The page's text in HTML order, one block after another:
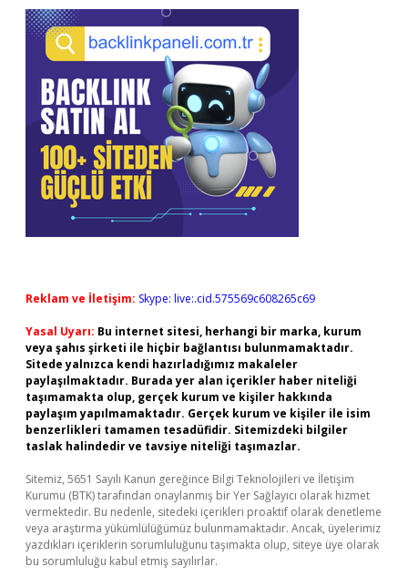
Reklam ve İletişim: Skype: live:.cid.575569c608265c69
Yasal Uyarı: Bu internet sitesi, herhangi bir marka, kurum
veya şahıs şirketi ile hiçbir bağlantısı bulunmamaktadır.
Sitede yalnızca kendi hazırladığımız makaleler
paylaşılmaktadır. Burada yer alan içerikler haber niteliği
taşımamakta olup, gerçek kurum ve kişiler hakkında
paylaşım yapılmamaktadır. Gerçek kurum ve kişiler ile isim
benzerlikleri tamamen tesadüfidir. Sitemizdeki bilgiler
taslak halindedir ve tavsiye niteliği taşımazlar.
Sitemiz, 5651 Sayılı Kanun gereğince Bilgi Teknolojileri ve İletişim
Kurumu (BTK) tarafından onaylanmış bir Yer Sağlayıcı olarak hizmet
vermektedir. Bu nedenle, sitedeki içerikleri proaktif olarak denetleme
veya araştırma yükümlülüğümüz bulunmamaktadır. Ancak, üyelerimiz
yazdıkları içeriklerin sorumluluğunu taşımakta olup, siteye üye olarak
bu sorumluluğu kabul etmiş sayılırlar.